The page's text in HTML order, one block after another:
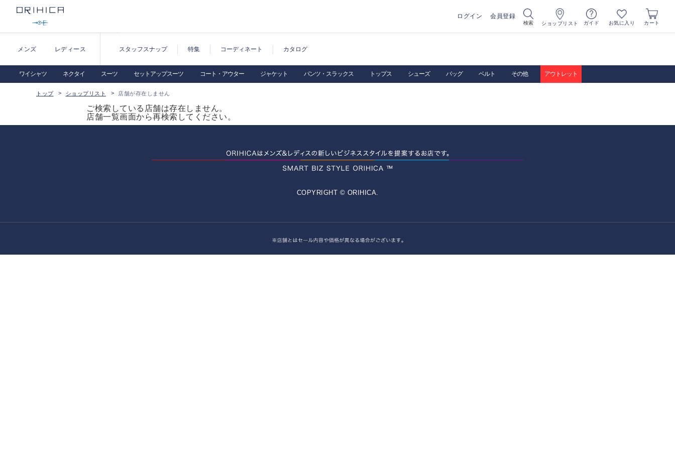
ログイン 会員登録
検索 ショップリスト ガイド お気に入り カート
メンズ レディース スタッフスナップ 特集 コーディネート カタログ
ワイシャツ ネクタイ スーツ セットアップスーツ コート・アウター ジャケット パンツ・スラックス トップス シューズ バッグ ベルト その他 アウトレット
トップ ショップリスト 店舗が存在しません
ご検索している店舗は存在しません。
店舗一覧画面から再検索してください。
COPYRIGHT © ORIHICA.